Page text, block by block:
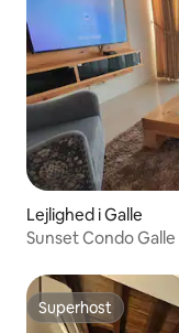
Lejlighed i Galle
Superhost
Superhost